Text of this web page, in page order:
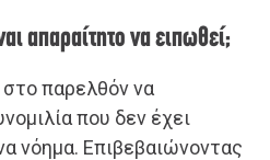
απαραίτητο να ειπωθεί;
παρελθόν να
που δεν έχει
νόημα. Επιβεβαιώνοντας